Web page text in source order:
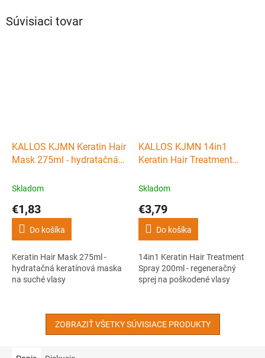
Súvisiaci tovar
KALLOS KJMN Keratin Hair
Mask 275ml - hydratačná
vlasy
Skladom
€1,83
Do košíka
Keratin Hair Mask 275ml -
hydratačná keratínová maska
na suché vlasy
KALLOS KJMN 14in1
Keratin Hair Treatment
sprej na poškodené vlasy
Skladom
€3,79
Do košíka
14in1 Keratin Hair Treatment
Spray 200ml - regeneračný
sprej na poškodené vlasy
ZOBRAZIŤ VŠETKY SÚVISIACE PRODUKTY